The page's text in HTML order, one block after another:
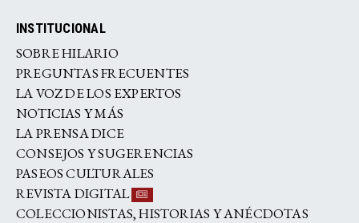
INSTITUCIONAL
SOBRE HILARIO
PREGUNTAS FRECUENTES
LA VOZ DE LOS EXPERTOS
NOTICIAS Y MÁS
LA PRENSA DICE
CONSEJOS Y SUGERENCIAS
PASEOS CULTURALES
REVISTA DIGITAL
COLECCIONISTAS, HISTORIAS Y ANÉCDOTAS